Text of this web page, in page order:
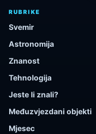
RUBRIKE
Svemir
Astronomija
Znanost
Tehnologija
Jeste li znali?
Međuzvjezdani objekti
Mjesec